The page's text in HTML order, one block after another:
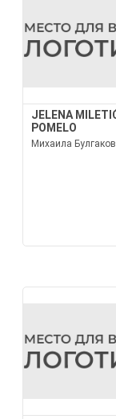
JELENA
POMELO
Михаила